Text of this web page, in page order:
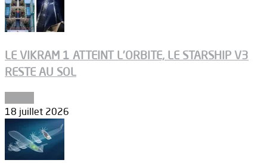
LE VIKRAM 1 ATTEINT L’ORBITE, LE STARSHIP V3
RESTE AU SOL
18 juillet 2026